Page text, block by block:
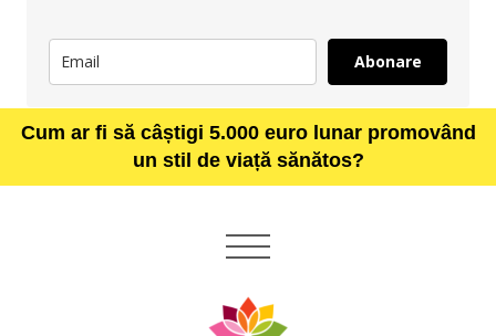
Abonare
Cum ar fi să câștigi 5.000 euro lunar promovând
un stil de viață sănătos?